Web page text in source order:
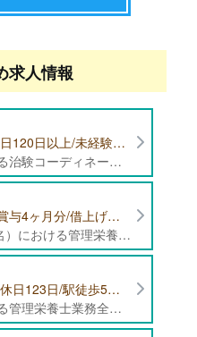
求人情報
【港区】日勤帯勤務/年間休日120日以上/未経験者歓迎/健康食品の臨床試験に携わる管理栄養士・栄養士の治験コーディネーター募集！
＜企業の施設管理部における治験コーディネーター業務全般＞ ・健康食品の臨床試験に伴う指導 ・スケジュール調整等の被験者管理 ・データ収集、書類作成 ・医療機関にて被験者への説明や誘導 ・栄養指導、栄養計算
【中野区】年間休日123日/賞与4ヶ月分/借上げ住宅制度あり 認定こども園（定員210名）にて管理栄養士・栄養士募集！
＜認定こども園（定員210名）における管理栄養士・栄養士業務全般＞ ・管理栄養士、栄養士業務全般
【渋谷区】日勤帯勤務/年間休日123日/駅徒歩5分/企業（本社配属）にて管理栄養士募集！
＜企業（本社配属）における管理栄養士業務全般＞ ・本社および在宅（週1日程度）で、運営・受託する保育園（約50箇所）の管理栄養士・マネジメント業務全般 ・調理指導、育成 ・調理代行※欠員時 ・衛生管理 ・献立作成 ・食材発注 ・園長、調理スタッフとの給食会議 ・クライアント企業との給食会議（食育等の企画提案） ・採用業務（面接・施設見学同行）など ・担当保育園の定期巡回（直行やオンライン対応あり） ※23区内の認可保育園や、事業所内保育園（市川市、古河市、厚木市・追浜等）